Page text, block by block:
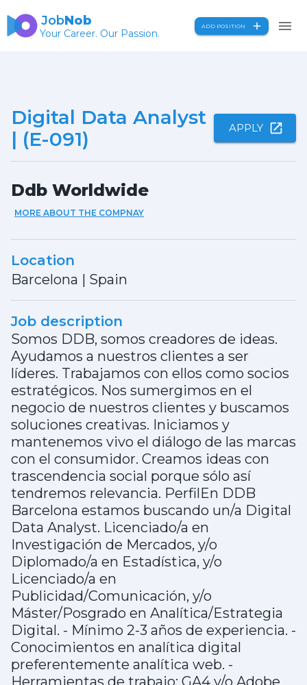
JobNob
Your Career. Our Passion.
ADD POSITION
Digital Data Analyst
| (E-091)
APPLY
Ddb Worldwide
MORE ABOUT THE COMPNAY
Location
Barcelona | Spain
Job description
Somos DDB, somos creadores de ideas.
Ayudamos a nuestros clientes a ser
líderes. Trabajamos con ellos como socios
estratégicos. Nos sumergimos en el
negocio de nuestros clientes y buscamos
soluciones creativas. Iniciamos y
mantenemos vivo el diálogo de las marcas
con el consumidor. Creamos ideas con
trascendencia social porque sólo así
tendremos relevancia. PerfilEn DDB
Barcelona estamos buscando un/a Digital
Data Analyst. Licenciado/a en
Investigación de Mercados, y/o
Diplomado/a en Estadística, y/o
Licenciado/a en
Publicidad/Comunicación, y/o
Máster/Posgrado en Analítica/Estrategia
Digital. - Mínimo 2-3 años de experiencia. -
Conocimientos en analítica digital
preferentemente analítica web. -
Herramientas de trabajo: GA4 y/o Adobe